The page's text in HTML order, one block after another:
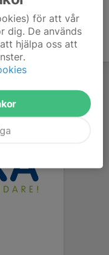
för att vår
dig. De används
hjälpa oss att